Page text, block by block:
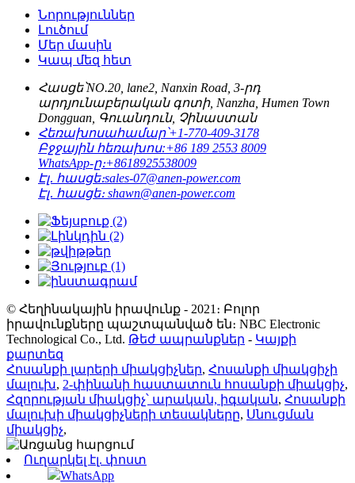
Նորություններ
Լուծում
Մեր մասին
Կապ մեզ հետ
Հասցե՝NO.20, lane2, Nanxin Road, 3-րդ
արդյունաբերական գոտի, Nanzha, Humen Town
Dongguan, Գուանդուն, Չինաստան
Հեռախոսահամար՝+1-770-409-3178
Բջջային հեռախոս:+86 189 2553 8009
WhatsApp-ը։+8618925538009
Էլ․ հասցե։sales-07@anen-power.com
Էլ․ հասցե։ shawn@anen-power.com
© Հեղինակային իրավունք - 2021։ Բոլոր
իրավունքները պաշտպանված են։ NBC Electronic
Technological Co., Ltd. Թեժ ապրանքներ - Կայքի
քարտեզ
Հոսանքի լարերի միակցիչներ, Հոսանքի միակցիչի
մալուխ, 2-փինանի հաստատուն հոսանքի միակցիչ,
Հզորության միակցիչ՝ արական, իգական, Հոսանքի
մալուխի միակցիչների տեսակները, Սնուցման
միակցիչ,
Ուղարկել էլ. փոստ
WhatsApp